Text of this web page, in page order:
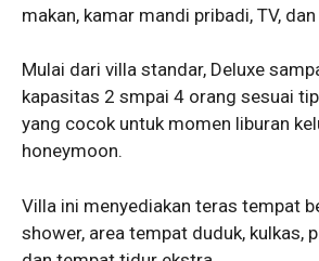
makan, kamar mandi pribadi, TV,
Mulai dari villa standar, Deluxe
kapasitas 2 smpai 4 orang sesuai
yang cocok untuk momen liburan
honeymoon.
Villa ini menyediakan teras tempat
shower, area tempat duduk, kulkas,